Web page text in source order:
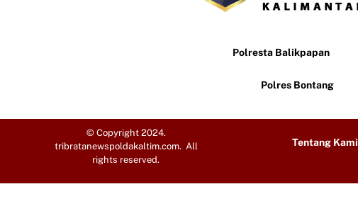
Polresta Balikpapan
Polres Bontang
© Copyright 2024.
tribratanewspoldakaltim.com. All
rights reserved.
Tentang Kami